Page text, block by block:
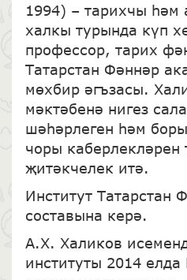
1994) – тарихчы һәм
халкы турында күп
профессор, тарих
Татарстан Фәннәр
мөхбир әгъзасы.
мәктәбенә нигез
шәһәрлеген һәм
чоры каберлекләрен
җитәкчелек итә.
Институт Татарстан
составына керә.
А.Х. Халиков
институты 2014